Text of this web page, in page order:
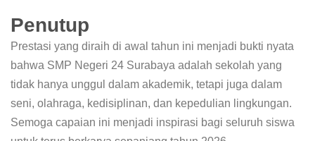
Penutup
Prestasi yang diraih di awal tahun ini menjadi bukti nyata
bahwa SMP Negeri 24 Surabaya adalah sekolah yang
tidak hanya unggul dalam akademik, tetapi juga dalam
seni, olahraga, kedisiplinan, dan kepedulian lingkungan.
Semoga capaian ini menjadi inspirasi bagi seluruh siswa